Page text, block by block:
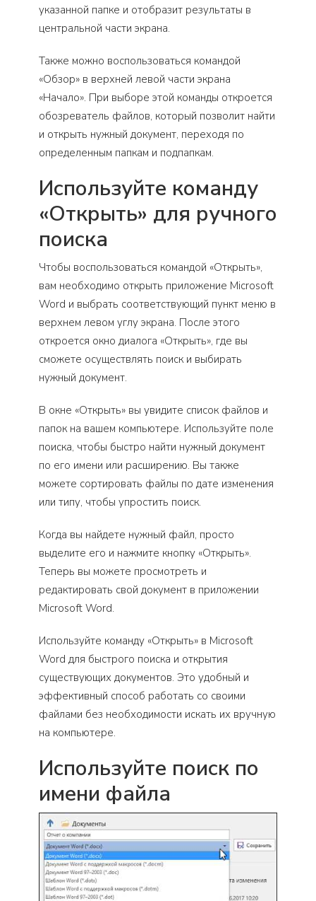
указанной папке и отобразит результаты в
центральной части экрана.
Также можно воспользоваться командой
«Обзор» в верхней левой части экрана
«Начало». При выборе этой команды откроется
обозреватель файлов, который позволит найти
и открыть нужный документ, переходя по
определенным папкам и подпапкам.
Используйте команду
«Открыть» для ручного
поиска
Чтобы воспользоваться командой «Открыть»,
вам необходимо открыть приложение Microsoft
Word и выбрать соответствующий пункт меню в
верхнем левом углу экрана. После этого
откроется окно диалога «Открыть», где вы
сможете осуществлять поиск и выбирать
нужный документ.
В окне «Открыть» вы увидите список файлов и
папок на вашем компьютере. Используйте поле
поиска, чтобы быстро найти нужный документ
по его имени или расширению. Вы также
можете сортировать файлы по дате изменения
или типу, чтобы упростить поиск.
Когда вы найдете нужный файл, просто
выделите его и нажмите кнопку «Открыть».
Теперь вы можете просмотреть и
редактировать свой документ в приложении
Microsoft Word.
Используйте команду «Открыть» в Microsoft
Word для быстрого поиска и открытия
существующих документов. Это удобный и
эффективный способ работать со своими
файлами без необходимости искать их вручную
на компьютере.
Используйте поиск по
имени файла